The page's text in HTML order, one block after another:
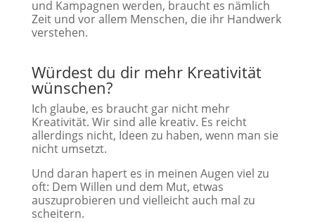
und Kampagnen werden, braucht es nämlich
Zeit und vor allem Menschen, die ihr Handwerk
verstehen.
Würdest du dir mehr Kreativität
wünschen?
Ich glaube, es braucht gar nicht mehr
Kreativität. Wir sind alle kreativ. Es reicht
allerdings nicht, Ideen zu haben, wenn man sie
nicht umsetzt.
Und daran hapert es in meinen Augen viel zu
oft: Dem Willen und dem Mut, etwas
auszuprobieren und vielleicht auch mal zu
scheitern.